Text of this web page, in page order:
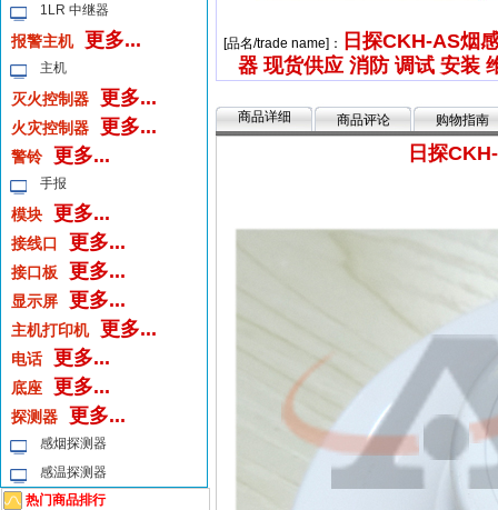
1LR 中继器
报警主机 更多...
主机
灭火控制器 更多...
火灾控制器 更多...
警铃 更多...
手报
模块 更多...
接线口 更多...
接口板 更多...
显示屏 更多...
主机打印机 更多...
电话 更多...
底座 更多...
探测器 更多...
感烟探测器
感温探测器
热门商品排行
[品名/trade name]：
日探CKH-AS烟
器 现货供应 消防 调试 安装
商品详细 商品评论 购物指南
日探